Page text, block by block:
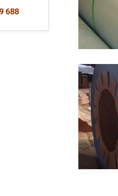
688